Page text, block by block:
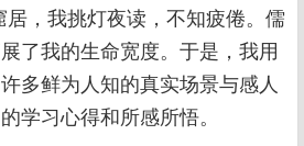
居，我挑灯夜读，不知疲倦。儒
了我的生命宽度。于是，我用
多鲜为人知的真实场景与感人
学习心得和所感所悟。